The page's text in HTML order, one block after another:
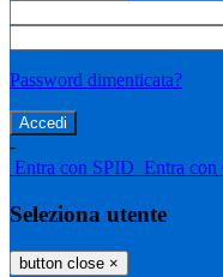
Password dimenticata?
-
Entra con SPID Entra con
Seleziona utente
button close ×